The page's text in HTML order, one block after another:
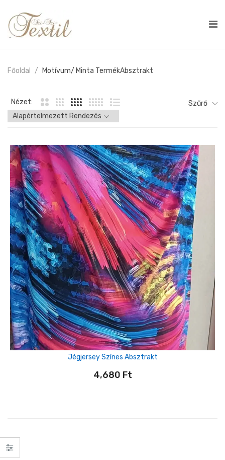
Főoldal Motívum/ Minta TermékAbsztrakt
Nézet: Szűrő
Jégjersey Színes Absztrakt
4,680 Ft